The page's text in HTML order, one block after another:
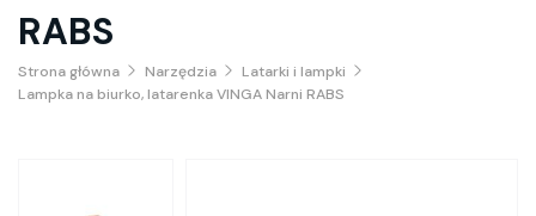
RABS
Strona główna Narzędzia
Latarki i lampki
Lampka na biurko, latarenka VINGA Narni RABS